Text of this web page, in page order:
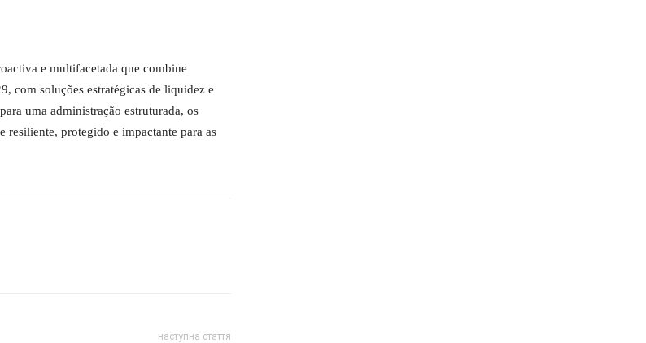
e multifacetada que combine
com soluções estratégicas de liquidez e
uma administração estruturada, os
resiliente, protegido e impactante para as
наступна стаття